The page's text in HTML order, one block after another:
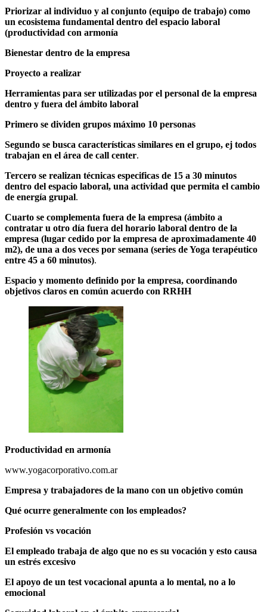
Priorizar al individuo y al conjunto (equipo de trabajo) como
un ecosistema fundamental dentro del espacio laboral
(productividad con armonía
Bienestar dentro de la empresa
Proyecto a realizar
Herramientas para ser utilizadas por el personal de la empresa
dentro y fuera del ámbito laboral
Primero se dividen grupos máximo 10 personas
Segundo se busca características similares en el grupo, ej todos
trabajan en el área de call center.
Tercero se realizan técnicas especificas de 15 a 30 minutos
dentro del espacio laboral, una actividad que permita el cambio
de energía grupal.
Cuarto se complementa fuera de la empresa (ámbito a
contratar u otro día fuera del horario laboral dentro de la
empresa (lugar cedido por la empresa de aproximadamente 40
m2), de una a dos veces por semana (series de Yoga terapéutico
entre 45 a 60 minutos).
Espacio y momento definido por la empresa, coordinando
objetivos claros en común acuerdo con RRHH
Productividad en armonía
www.yogacorporativo.com.ar
Empresa y trabajadores de la mano con un objetivo común
Qué ocurre generalmente con los empleados?
Profesión vs vocación
El empleado trabaja de algo que no es su vocación y esto causa
un estrés excesivo
El apoyo de un test vocacional apunta a lo mental, no a lo
emocional